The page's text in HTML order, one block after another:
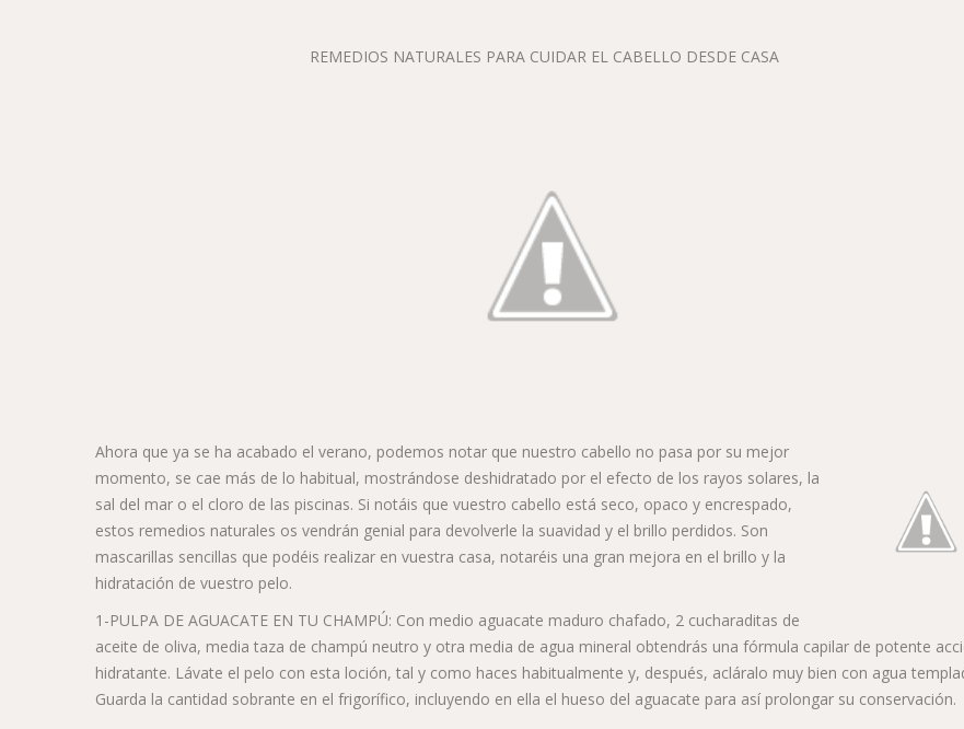
REMEDIOS NATURALES PARA CUIDAR EL CABELLO DESDE CASA
Ahora que ya se ha acabado el verano, podemos notar que nuestro cabello no pasa por su mejor
momento, se cae más de lo habitual, mostrándose deshidratado por el efecto de los rayos solares, la
sal del mar o el cloro de las piscinas. Si notáis que vuestro cabello está seco, opaco y encrespado,
estos remedios naturales os vendrán genial para devolverle la suavidad y el brillo perdidos. Son
mascarillas sencillas que podéis realizar en vuestra casa, notaréis una gran mejora en el brillo y la
hidratación de vuestro pelo.
1-PULPA DE AGUACATE EN TU CHAMPÚ: Con medio aguacate maduro chafado, 2 cucharaditas de
aceite de oliva, media taza de champú neutro y otra media de agua mineral obtendrás una fórmula capilar de potente
hidratante. Lávate el pelo con esta loción, tal y como haces habitualmente y, después, acláralo muy bien con agua
Guarda la cantidad sobrante en el frigorífico, incluyendo en ella el hueso del aguacate para así prolongar su conservación.